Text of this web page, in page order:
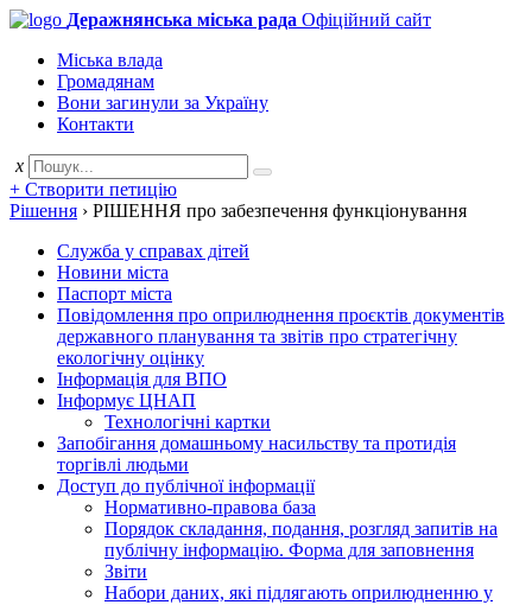
Деражнянська міська рада Офіційний сайт
Міська влада
Громадянам
Вони загинули за Україну
Контакти
x
+ Створити петицію
Рішення › РІШЕННЯ про забезпечення функціонування
Служба у справах дітей
Новини міста
Паспорт міста
Повідомлення про оприлюднення проєктів документів
державного планування та звітів про стратегічну
екологічну оцінку
Інформація для ВПО
Інформує ЦНАП
Технологічні картки
Запобігання домашньому насильству та протидія
торгівлі людьми
Доступ до публічної інформації
Нормативно-правова база
Порядок складання, подання, розгляд запитів на
публічну інформацію. Форма для заповнення
Звіти
Набори даних, які підлягають оприлюдненню у